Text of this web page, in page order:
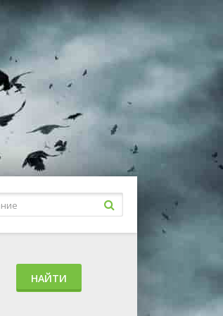
НАЙТИ